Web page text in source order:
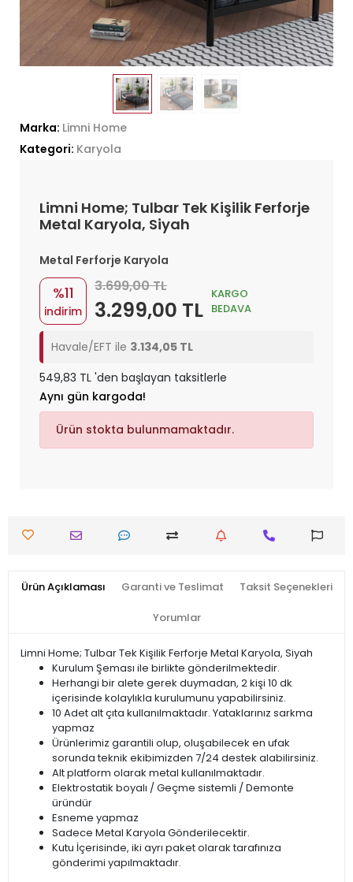
Marka: Limni Home
Kategori: Karyola
Limni Home; Tulbar Tek Kişilik Ferforje
Metal Karyola, Siyah
Metal Ferforje Karyola
%11
indirim
3.699,00 TL
3.299,00 TL
KARGO
BEDAVA
Havale/EFT ile 3.134,05 TL
549,83 TL 'den başlayan taksitlerle
Aynı gün kargoda!
Ürün stokta bulunmamaktadır.
Ürün Açıklaması Garanti ve Teslimat Taksit Seçenekleri
Yorumlar
Limni Home; Tulbar Tek Kişilik Ferforje Metal Karyola, Siyah
Kurulum Şeması ile birlikte gönderilmektedir.
Herhangi bir alete gerek duymadan, 2 kişi 10 dk
içerisinde kolaylıkla kurulumunu yapabilirsiniz.
10 Adet alt çıta kullanılmaktadır. Yataklarınız sarkma
yapmaz
Ürünlerimiz garantili olup, oluşabilecek en ufak
sorunda teknik ekibimizden 7/24 destek alabilirsiniz.
Alt platform olarak metal kullanılmaktadır.
Elektrostatik boyalı / Geçme sistemli / Demonte
üründür
Esneme yapmaz
Sadece Metal Karyola Gönderilecektir.
Kutu İçerisinde, iki ayrı paket olarak tarafınıza
gönderimi yapılmaktadır.